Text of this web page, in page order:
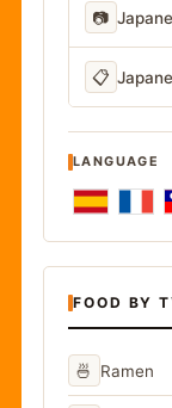
📷
📋
LANGUAGE
FOOD BY
🍜 Ramen